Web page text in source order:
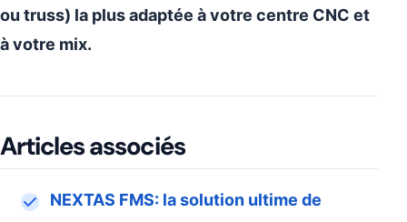
ou truss) la plus adaptée à votre centre CNC et
à votre mix.
Articles associés
NEXTAS FMS: la solution ultime de